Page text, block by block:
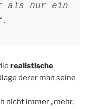
als nur ein
realistische
derer man seine
nicht immer „mehr,